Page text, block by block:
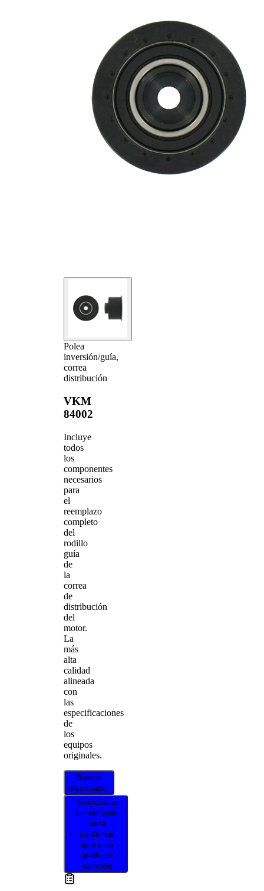
Polea
inversión/guía,
correa
distribución
VKM
84002
Incluye
todos
los
componentes
necesarios
para
el
reemplazo
completo
del
rodillo
guía
de
la
correa
de
distribución
del
motor.
La
más
alta
calidad
alineada
con
las
especificaciones
de
los
equipos
originales.
Buscar
distribuidor
Seleccione
su vehículo
para
confirmar
que este
producto
coincide
mm
Diámetro
de brida
mm